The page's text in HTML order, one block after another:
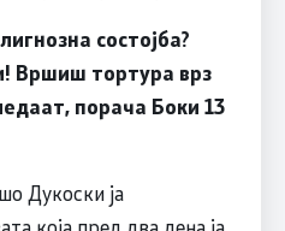
состојба?
Вршиш тортура врз
порача Боки 13
Дукоски ја